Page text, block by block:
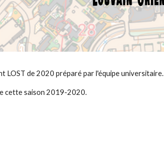
de 2020 préparé par l'équipe universitaire.
cette saison 2019-2020.